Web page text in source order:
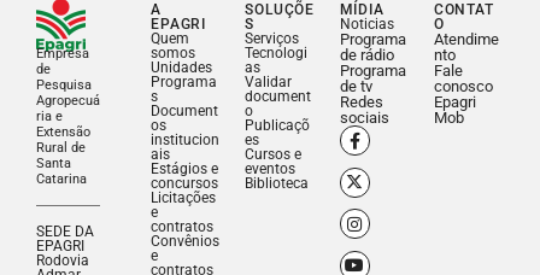
Empresa
de
Pesquisa
Agropecuá
ria e
Extensão
Rural de
Santa
Catarina
SEDE DA
EPAGRI
Rodovia
A
EPAGRI
Quem
somos
Unidades
Programa
s
Document
os
institucion
ais
Estágios e
concursos
Licitações
e
contratos
Convênios
e
contratos
SOLUÇÕE
S
Serviços
Tecnologi
as
Validar
document
o
Publicaçõ
es
Cursos e
eventos
Biblioteca
MÍDIA
Noticias
Programa
de rádio
Programa
de tv
Redes
sociais
CONTAT
O
Atendime
nto
Fale
conosco
Epagri
Mob